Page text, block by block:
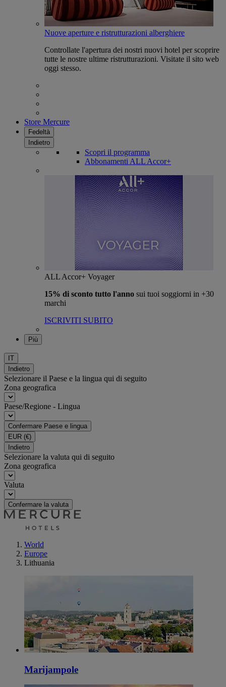
Nuove aperture e ristrutturazioni alberghiere
Controllate l'apertura dei nostri nuovi hotel per scoprire
tutte le nostre ultime ristrutturazioni. Visitate il sito web
oggi stesso.
Store Mercure
Fedeltà
Indietro
Scopri il programma
Abbonamenti ALL Accor+
ALL Accor+ Voyager
15% di sconto tutto l'anno sui tuoi soggiorni in +30
marchi
ISCRIVITI SUBITO
Più
IT
Indietro
Selezionare il Paese e la lingua qui di seguito
Zona geografica
Paese/Regione - Lingua
Confermare Paese e lingua
EUR (€)
Indietro
Selezionare la valuta qui di seguito
Zona geografica
Valuta
Confermare la valuta
World
Europe
Lithuania
Marijampole